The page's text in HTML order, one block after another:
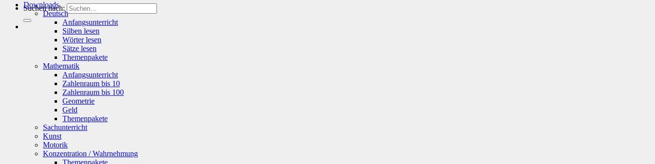
Suchen nach:
Downloads
Deutsch
Anfangsunterricht
Silben lesen
Wörter lesen
Sätze lesen
Themenpakete
Mathematik
Anfangsunterricht
Zahlenraum bis 10
Zahlenraum bis 100
Geometrie
Geld
Themenpakete
Sachunterricht
Kunst
Motorik
Konzentration / Wahrnehmung
Themenpakete